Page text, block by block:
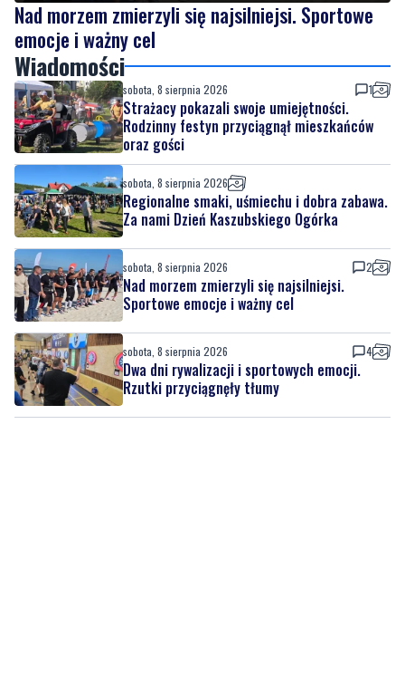
Nad morzem zmierzyli się najsilniejsi. Sportowe
emocje i ważny cel
Wiadomości
sobota, 8 sierpnia 2026 1
Strażacy pokazali swoje umiejętności.
Rodzinny festyn przyciągnął mieszkańców
oraz gości
sobota, 8 sierpnia 2026
Regionalne smaki, uśmiechu i dobra zabawa.
Za nami Dzień Kaszubskiego Ogórka
sobota, 8 sierpnia 2026 2
Nad morzem zmierzyli się najsilniejsi.
Sportowe emocje i ważny cel
sobota, 8 sierpnia 2026 4
Dwa dni rywalizacji i sportowych emocji.
Rzutki przyciągnęły tłumy